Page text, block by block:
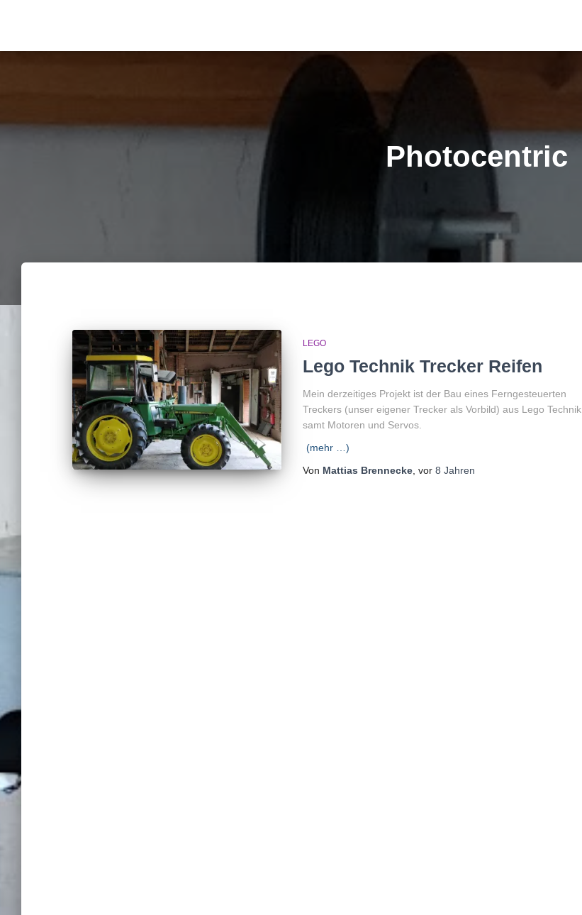
Photocentric
LEGO
Lego Technik Trecker Reifen
Mein derzeitiges Projekt ist der Bau eines Ferngesteuerten
Treckers (unser eigener Trecker als Vorbild) aus Lego Technik,
samt Motoren und Servos.
(mehr …)
Von Mattias Brennecke , vor 8 Jahren